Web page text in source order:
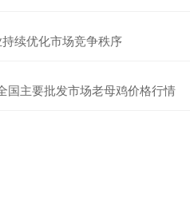
续优化市场竞争秩序
国主要批发市场老母鸡价格行情